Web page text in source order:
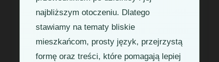
najbliższym otoczeniu. Dlatego
stawiamy na tematy bliskie
mieszkańcom, prosty język, przejrzystą
formę oraz treści, które pomagają lepiej